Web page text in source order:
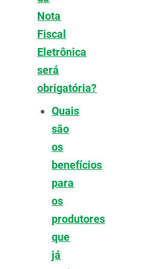
Nota
Fiscal
Eletrônica
será
obrigatória?
Quais
são
os
benefícios
para
os
produtores
que
já